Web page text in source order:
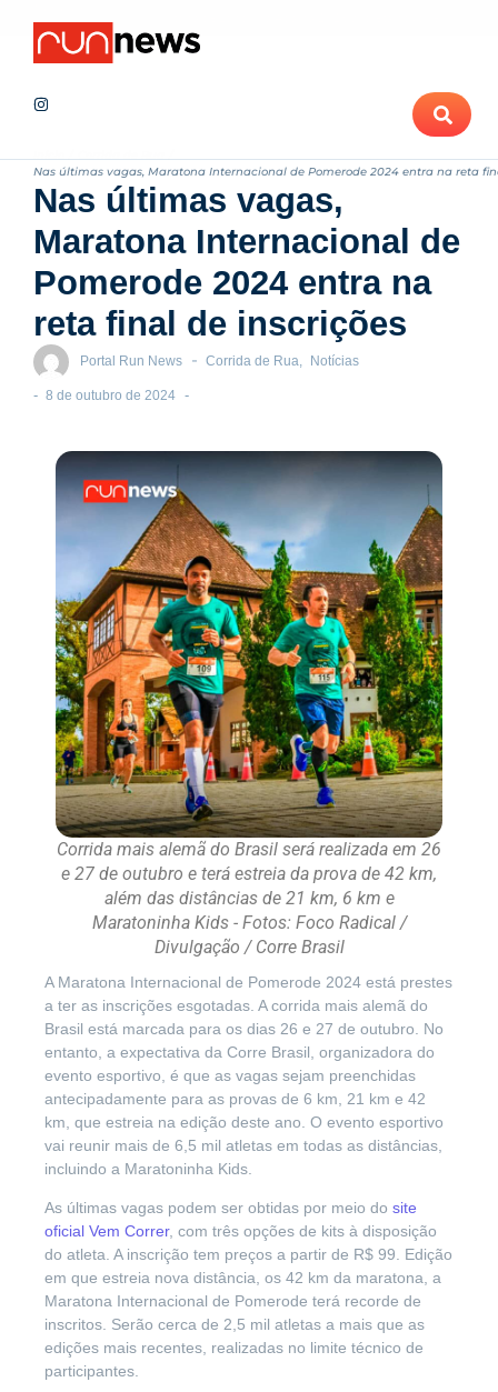
Recentes
Nas últimas vagas, Maratona Internacional de Pomerode 2024 entra na reta
Nas últimas vagas,
Maratona Internacional de
Pomerode 2024 entra na
reta final de inscrições
Portal Run News - Corrida de Rua, Notícias
- 8 de outubro de 2024 -
Corrida mais alemã do Brasil será realizada em 26
e 27 de outubro e terá estreia da prova de 42 km,
além das distâncias de 21 km, 6 km e
Maratoninha Kids - Fotos: Foco Radical /
Divulgação / Corre Brasil
A Maratona Internacional de Pomerode 2024 está prestes
a ter as inscrições esgotadas. A corrida mais alemã do
Brasil está marcada para os dias 26 e 27 de outubro. No
entanto, a expectativa da Corre Brasil, organizadora do
evento esportivo, é que as vagas sejam preenchidas
antecipadamente para as provas de 6 km, 21 km e 42
km, que estreia na edição deste ano. O evento esportivo
vai reunir mais de 6,5 mil atletas em todas as distâncias,
incluindo a Maratoninha Kids.
As últimas vagas podem ser obtidas por meio do site
oficial Vem Correr, com três opções de kits à disposição
do atleta. A inscrição tem preços a partir de R$ 99. Edição
em que estreia nova distância, os 42 km da maratona, a
Maratona Internacional de Pomerode terá recorde de
inscritos. Serão cerca de 2,5 mil atletas a mais que as
edições mais recentes, realizadas no limite técnico de
participantes.